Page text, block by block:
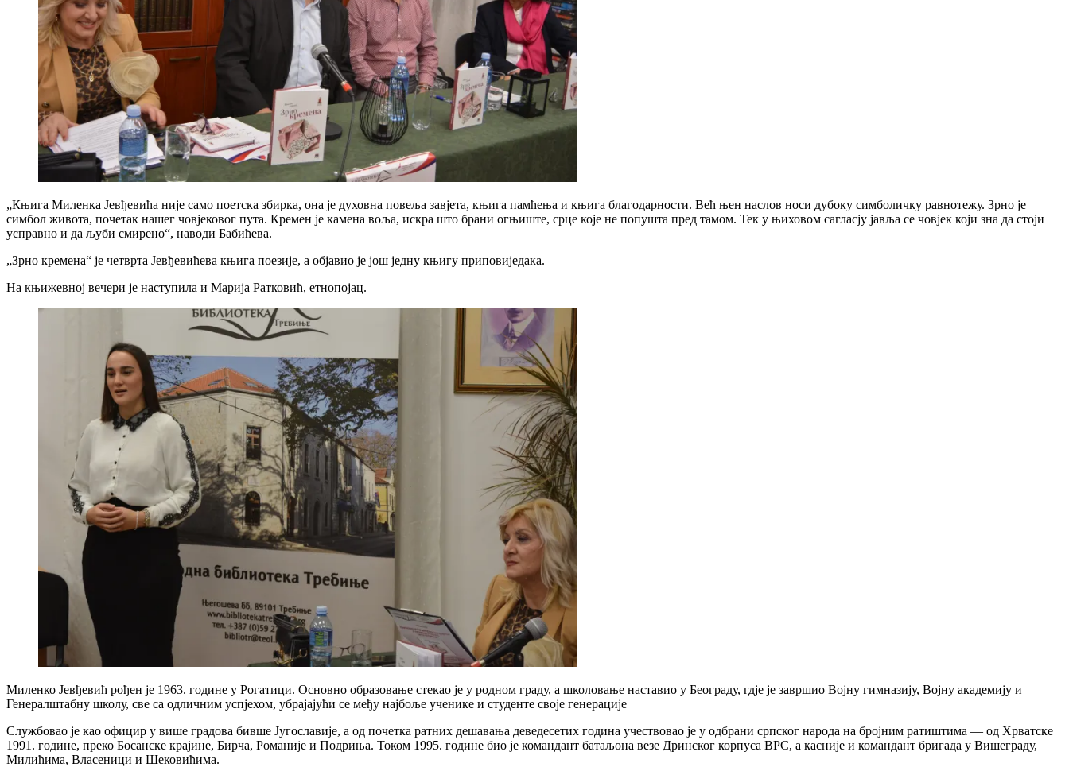
„Књига Миленка Јевђевића није само поетска збирка, она је духовна повеља завјета, књига памћења и књига благодарности. Већ њен наслов носи дубоку симболичку равнотежу. Зрно је
симбол живота, почетак нашег човјековог пута. Кремен је камена воља, искра што брани огњиште, срце које не попушта пред тамом. Тек у њиховом сагласју јавља се човјек који зна да стоји
усправно и да љуби смирено“, наводи Бабићева.
„Зрно кремена“ је четврта Јевђевићева књига поезије, а објавио је још једну књигу приповиједака.
На књижевној вечери је наступила и Марија Ратковић, етнопојац.
Миленко Јевђевић рођен је 1963. године у Рогатици. Основно образовање стекао је у родном граду, а школовање наставио у Београду, гдје је завршио Војну гимназију, Војну академију и
Генералштабну школу, све са одличним успјехом, убрајајући се међу најбоље ученике и студенте своје генерације
Службовао је као официр у више градова бивше Југославије, а од почетка ратних дешавања деведесетих година учествовао је у одбрани српског народа на бројним ратиштима — од Хрватске
1991. године, преко Босанске крајине, Бирча, Романије и Подриња. Током 1995. године био је командант батаљона везе Дринског корпуса ВРС, а касније и командант бригада у Вишеграду,
Милићима, Власеници и Шековићима.